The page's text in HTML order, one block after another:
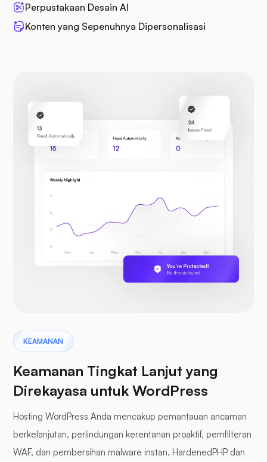
Perpustakaan Desain AI
Konten yang Sepenuhnya Dipersonalisasi
KEAMANAN
Keamanan Tingkat Lanjut yang
Direkayasa untuk WordPress
Hosting WordPress Anda mencakup pemantauan ancaman
berkelanjutan, perlindungan kerentanan proaktif, pemfilteran
WAF, dan pembersihan malware instan. HardenedPHP dan